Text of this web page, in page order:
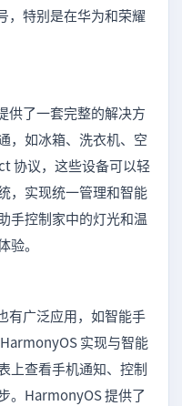
，特别是在华为和荣耀
供了一套完整的解决方
，如冰箱、洗衣机、空
协议，这些设备可以轻
，实现统一管理和智能
手控制家中的灯光和温
。
有广泛应用，如智能手
实现与智能
上查看手机通知、控制
。HarmonyOS 提供了